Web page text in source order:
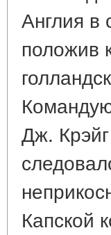
Англия в
положив
Дж.
Капской